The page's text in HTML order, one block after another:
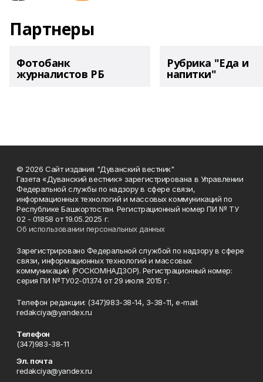
Партнеры
Фотобанк
журналистов РБ
Рубрика "Еда и
напитки"
© 2026 Сайт издания "Дуванский вестник"
Газета «Дуванский вестник» зарегистрирована в Управлении
Федеральной службы по надзору в сфере связи,
информационных технологий и массовых коммуникаций по
Республике Башкортостан. Регистрационный номер ПИ № ТУ
02 - 01858 от 19.05.2025 г.
Об использовании персональных данных
Зарегистрировано Федеральной службой по надзору в сфере
связи, информационных технологий и массовых
коммуникаций (РОСКОМНАДЗОР). Регистрационный номер:
серия ПИ №ТУ02-01374 от 29 июля 2015 г.
Телефон редакции: (347)983-38-14, 3-38-11, e-mail:
redakciya@yandex.ru
Телефон
(347)983-38-11
Эл. почта
redakciya@yandex.ru